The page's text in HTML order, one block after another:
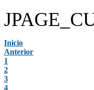
Inicio
Anterior
1
2
3
4